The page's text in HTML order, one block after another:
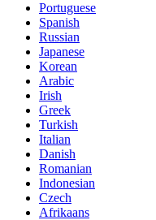
Portuguese
Spanish
Russian
Japanese
Korean
Arabic
Irish
Greek
Turkish
Italian
Danish
Romanian
Indonesian
Czech
Afrikaans